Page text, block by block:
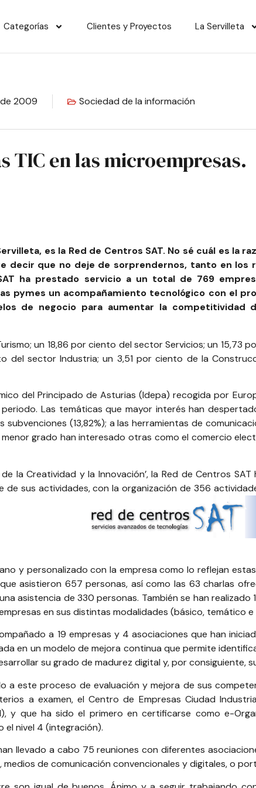
Categorías Clientes y Proyectos La Servilleta
2009 Sociedad de la información
TIC en las microempresas.
es la Red de Centros SAT. No sé cuál es la
decir que no deje de sorprendernos, tanto en los
ha prestado servicio a un total de 769
pymes un acompañamiento tecnológico con el
de negocio para aumentar la competitividad
un 18,86 por ciento del sector Servicios; un 15,73
del sector Industria; un 3,51 por ciento de la
del Principado de Asturias (Idepa) recogida por
Las temáticas que mayor interés han
(13,82%); a las herramientas de
menor grado han interesado otras como el comercio
la Creatividad y la Innovación’,la Red de Centros SAT
sus actividades, con la organización de 356
y personalizado con la empresa como lo reflejan
asistieron 657 personas, así como las 63 charlas
asistencia de 330 personas. También se han realizado
en sus distintas modalidades (básico, temático e
a 19 empresas y 4 asociaciones que han
en un modelo de mejora continua que permite
su grado de madurez digital y, por consiguiente,
a este proceso de evaluación y mejora de sus
a examen, elCentro de Empresas Ciudad
y que ha sido el primero en certificarse como e-
el nivel 4 (integración).
llevado a cabo 75 reuniones con diferentes
de comunicación convencionales y digitales, o